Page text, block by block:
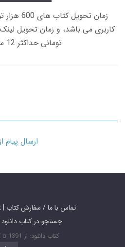
زمان
تومانی حداکثر 12 ساعت از طریق پیامک/ایمیل
ارسال پیام از
Contact Us / Order Book | تماس با ما / سفارش کتاب
SEARCH جستجو در کتاب دانلود
کتاب دانلود: از 1391 تا کنون - تمامی حقوق محفوظ است